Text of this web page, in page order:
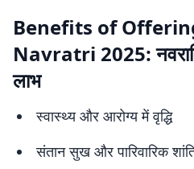
Benefits of
Navratri 2025:
लाभ
स्वास्थ्य और आरोग्य में वृद्धि
संतान सुख और पारिवारिक